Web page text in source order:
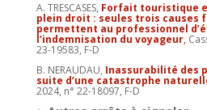
A. TRESCASES, Forfait touristique
plein droit : seules trois causes
permettent au professionnel
l’indemnisation du voyageur,
23-19583, F-D
B. NERAUDAU, Inassurabilité des
suite d’une catastrophe
2024, n° 22-18097, F-D